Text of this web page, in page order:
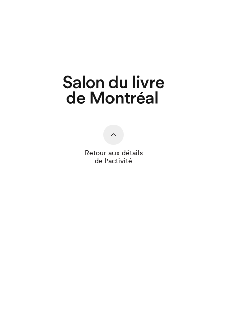
Que cherchez-vous?
Retour aux détails
de l'activité